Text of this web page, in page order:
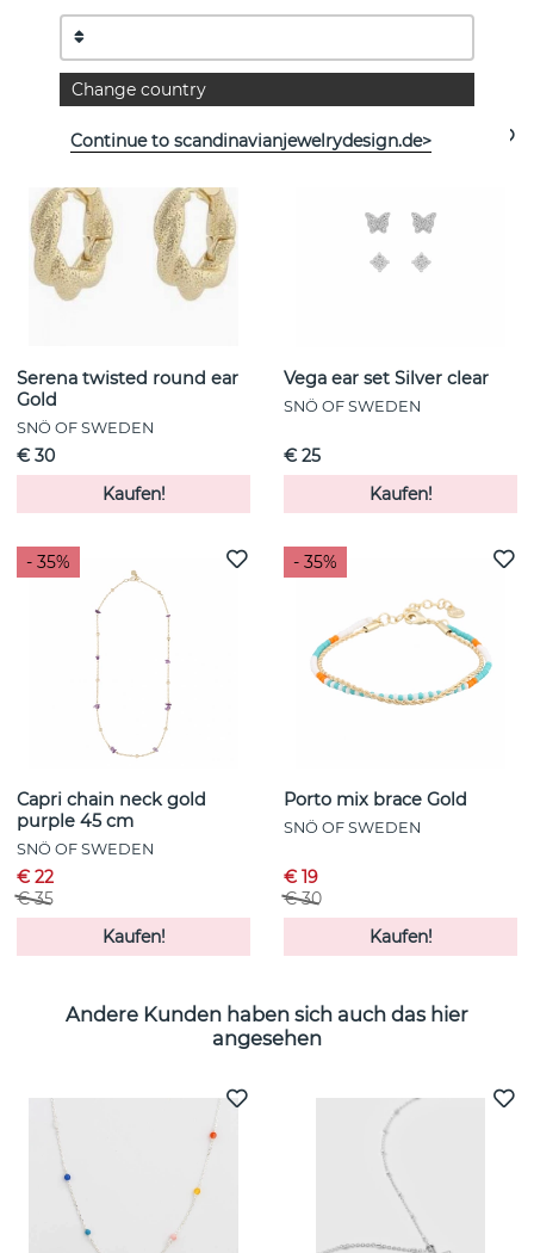
Weitere Artikel ansehen
Serena twisted round ear
Gold
SNÖ OF SWEDEN
€ 30
Kaufen!
Vega ear set Silver clear
SNÖ OF SWEDEN
€ 25
Kaufen!
- 35%
Capri chain neck gold
purple 45 cm
SNÖ OF SWEDEN
€ 22
€ 35
Kaufen!
- 35%
Porto mix brace Gold
SNÖ OF SWEDEN
€ 19
€ 30
Kaufen!
Andere Kunden haben sich auch das hier
angesehen
Change country
Continue to scandinavianjewelrydesign.de>